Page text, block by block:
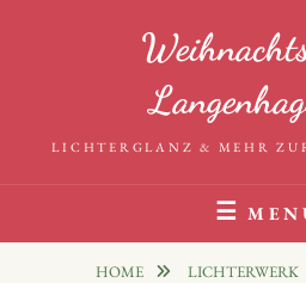
LICHTERGLANZ & MEHR
HOME LICHTERWERK